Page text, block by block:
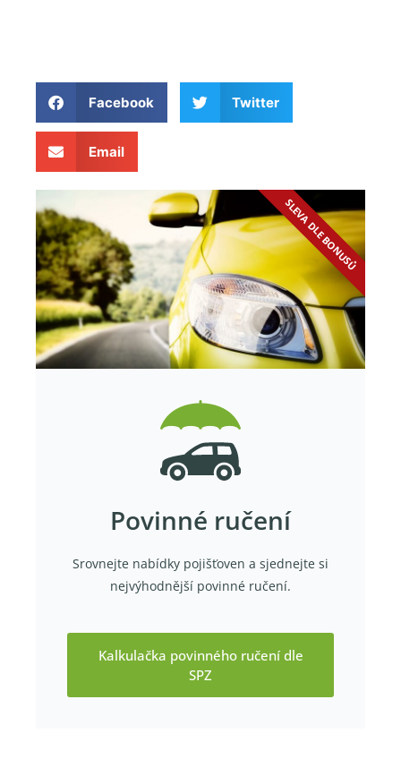
Facebook Twitter
Email
Povinné ručení
Srovnejte nabídky pojišťoven a sjednejte si
nejvýhodnější povinné ručení.
Kalkulačka povinného ručení dle
SPZ
SLEVA DLE BONUSŮ